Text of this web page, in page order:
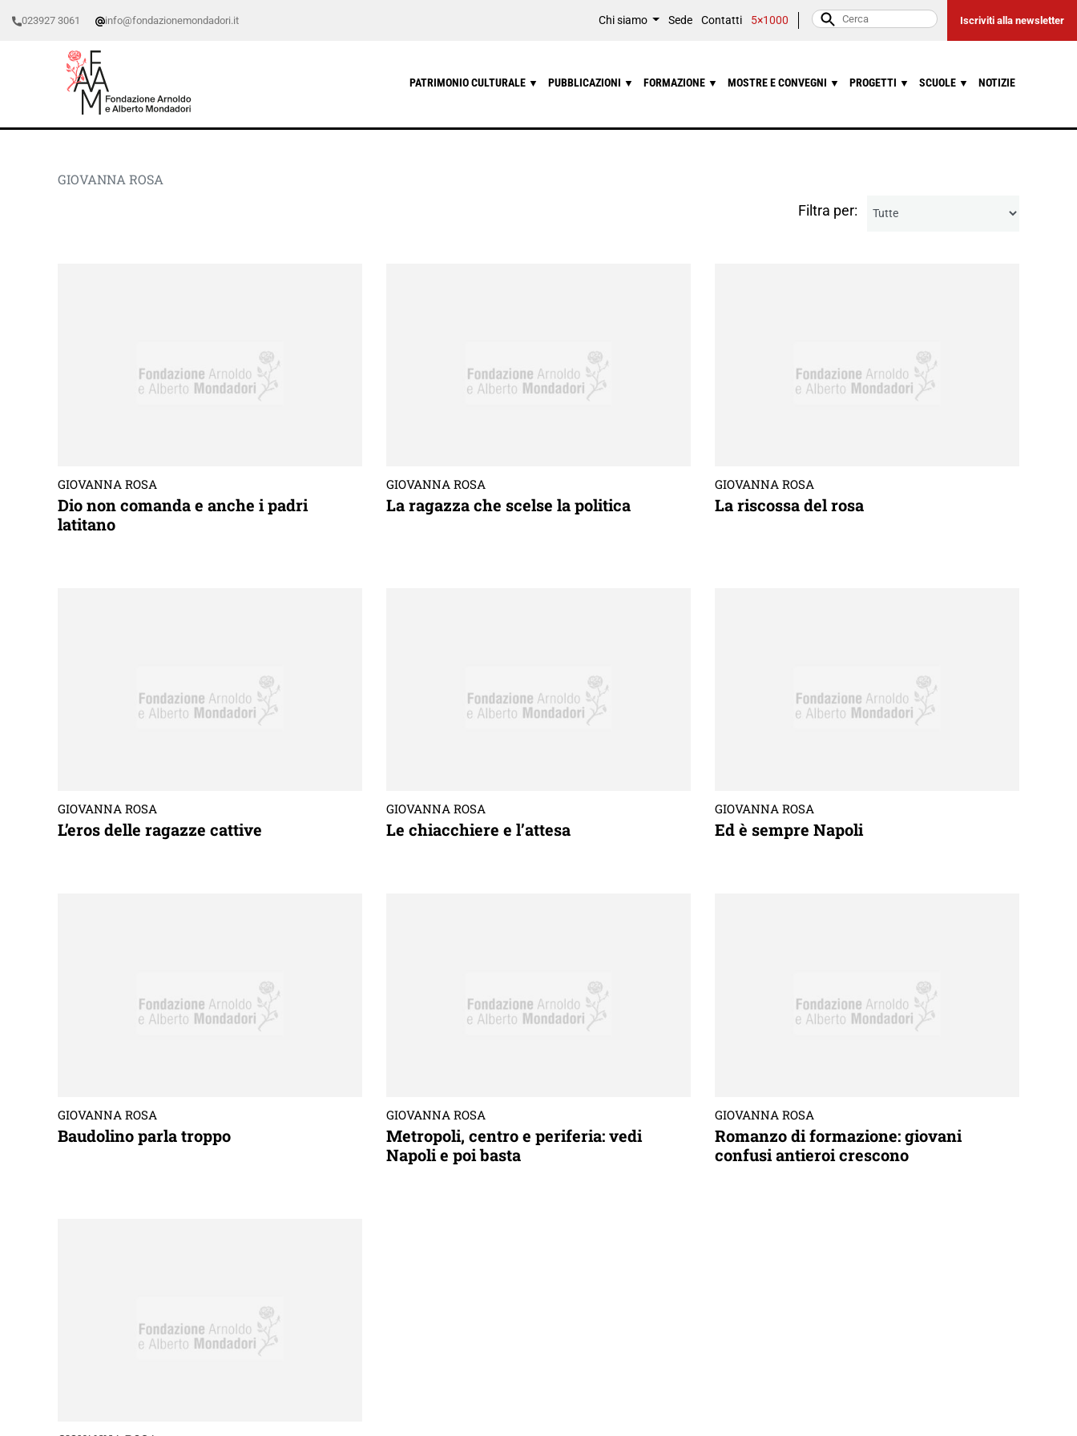
023927 3061 info@fondazionemondadori.it Chi siamo Sede Contatti 5×1000 Iscriviti alla newsletter
PATRIMONIO CULTURALE ▼ PUBBLICAZIONI ▼ FORMAZIONE ▼ MOSTRE E CONVEGNI ▼ PROGETTI ▼ SCUOLE ▼ NOTIZIE
GIOVANNA ROSA
Filtra per:
GIOVANNA ROSA
Dio non comanda e anche i padri
latitano
GIOVANNA ROSA
La ragazza che scelse la politica
GIOVANNA ROSA
La riscossa del rosa
GIOVANNA ROSA
L’eros delle ragazze cattive
GIOVANNA ROSA
Le chiacchiere e l’attesa
GIOVANNA ROSA
Ed è sempre Napoli
GIOVANNA ROSA
Baudolino parla troppo
GIOVANNA ROSA
Metropoli, centro e periferia: vedi
Napoli e poi basta
GIOVANNA ROSA
Romanzo di formazione: giovani
confusi antieroi crescono